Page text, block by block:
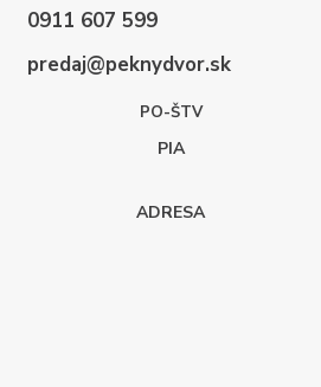
0911 607 599
predaj@peknydvor.sk
PO-ŠTV
PIA
ADRESA